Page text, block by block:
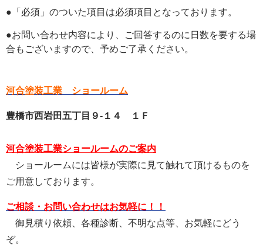
●「必須」のついた項目は必須項目となっております。
●お問い合わせ内容により、ご回答するのに日数を要する場
合もございますので、予めご了承ください。
河合塗装工業 ショールーム
豊橋市西岩田五丁目９-１４ １Ｆ
河合塗装工業ショールームのご案内
ショールームには皆様が実際に見て触れて頂けるものを
ご用意しております。
ご相談・お問い合わせはお気軽に！！
御見積り依頼、各種診断、不明な点等、お気軽にどう
ぞ。